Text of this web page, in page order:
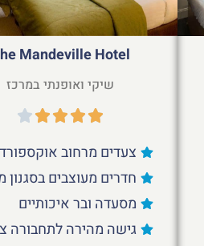
Mandeville Hotel
שיקי ואופנתי במרכז
צעדים מרחוב אוקספורד
חדרים מעוצבים בסגנון
מסעדה ובר איכותיים
גישה מהירה לתחבורה